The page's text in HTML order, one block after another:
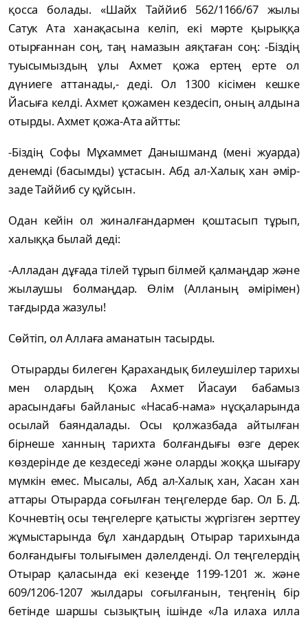
қосса болады. «Шайх Таййиб 562/1166/67 жылы
Сатук Ата ханақасына келіп, екі мәрте қырыққа
отырғаннан соң, таң намазын аяқтаған соң: -Біздің
туысымыздың ұлы Ахмет қожа ертең ерте ол
дүниеге аттанады,- деді. Ол 1300 кісімен кешке
Йасыға келді. Ахмет қожамен кездесіп, оның алдына
отырды. Ахмет қожа-Ата айтты:
-Біздің Софы Мұхаммет Данышманд (мені жуарда)
денемді (басымды) ұстасын. Абд ал-Халық хан әмір-
заде Таййиб су құйсын.
Одан кейін ол жиналғандармен қоштасып тұрып,
халыққа былай деді:
-Алладан дұғада тілей тұрып білмей қалмаңдар және
жылаушы болмаңдар. Өлім (Алланың әмірімен)
тағдырда жазулы!
Сөйтіп, ол Аллаға аманатын тасырды.
Отырарды билеген Қарахандық билеушілер тарихы
мен олардың Қожа Ахмет Йасауи бабамыз
арасындағы байланыс «Насаб-нама» нұсқаларында
осылай баяндалады. Осы қолжазбада айтылған
бірнеше ханның тарихта болғандығы өзге дерек
көздерінде де кездеседі және оларды жоққа шығару
мүмкін емес. Мысалы, Абд ал-Халық хан, Хасан хан
аттары Отырарда соғылған теңгелерде бар. Ол Б. Д.
Кочневтің осы теңгелерге қатысты жүргізген зерттеу
жұмыстарында бұл хандардың Отырар тарихында
болғандығы толығымен дәлелденді. Ол теңгелердің
Отырар қаласында екі кезеңде 1199-1201 ж. және
609/1206-1207 жылдары соғылғанын, теңгенің бір
бетінде шаршы сызықтың ішінде «Ла илаха илла